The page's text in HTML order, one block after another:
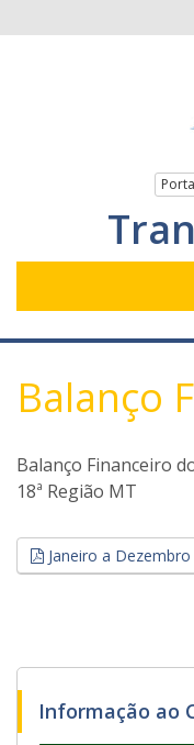
Balanço
Balanço Financeiro
18ª Região MT
Janeiro a
Informação ao